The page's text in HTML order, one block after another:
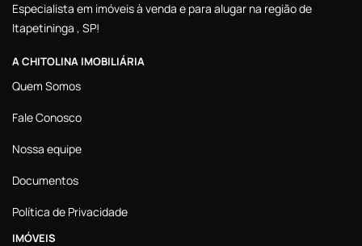
Especialista em imóveis à venda e para alugar na região de
Itapetininga , SP!
A CHITOLINA IMOBILIÁRIA
Quem Somos
Fale Conosco
Nossa equipe
Documentos
Política de Privacidade
IMÓVEIS